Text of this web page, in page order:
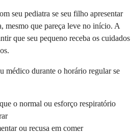
seu pediatra se seu filho apresentar
mesmo que pareça leve no início. A
que seu pequeno receba os cuidados
médico durante o horário regular se
o normal ou esforço respiratório
ou recusa em comer